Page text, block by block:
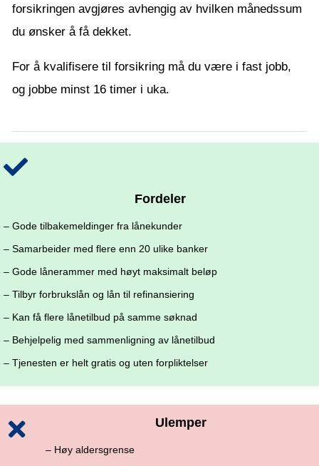
forsikringen avgjøres avhengig av hvilken månedssum
du ønsker å få dekket.
For å kvalifisere til forsikring må du være i fast jobb,
og jobbe minst 16 timer i uka.
Fordeler
– Gode tilbakemeldinger fra lånekunder
– Samarbeider med flere enn 20 ulike banker
– Gode lånerammer med høyt maksimalt beløp
– Tilbyr forbrukslån og lån til refinansiering
– Kan få flere lånetilbud på samme søknad
– Behjelpelig med sammenligning av lånetilbud
– Tjenesten er helt gratis og uten forpliktelser
Ulemper
– Høy aldersgrense